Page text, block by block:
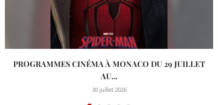
PROGRAMMES CINÉMA À MONACO DU 29 JUILLET
AU...
30 juillet 2026